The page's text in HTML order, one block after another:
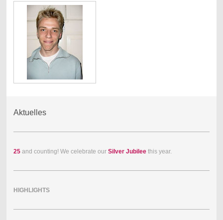
Aktuelles
25and counting! We celebrate our Silver Jubileethis year.
HIGHLIGHTS